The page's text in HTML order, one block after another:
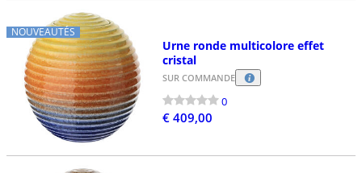
NOUVEAUTÉS
Urne ronde multicolore effet
cristal
SUR COMMANDE
0
€ 409,00